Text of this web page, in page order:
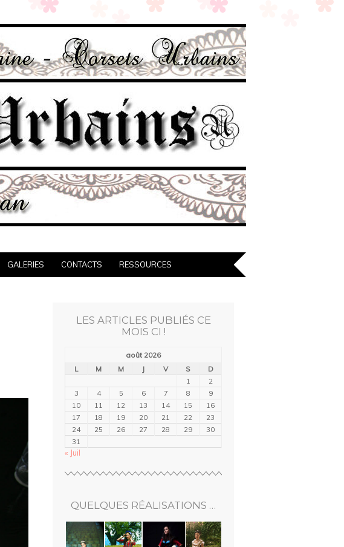
GALERIES CONTACTS RESSOURCES
LES ARTICLES PUBLIÉS CE
MOIS CI !
août 2026
L
M M J V S
D
1
2
3
4 5 6 7 8
9
10
11 12 13 14 15
16
17
18 19 20 21 22
23
24
25 26 27 28 29
30
31
« Juil
QUELQUES RÉALISATIONS …